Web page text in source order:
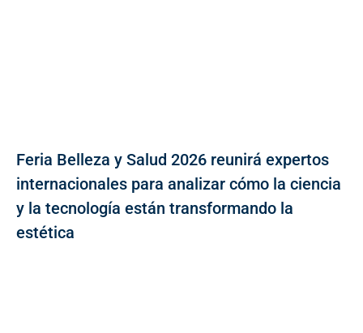
Feria Belleza y Salud 2026 reunirá expertos
internacionales para analizar cómo la ciencia
y la tecnología están transformando la
estética